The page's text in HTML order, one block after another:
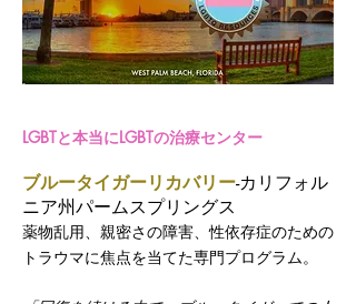
LGBTと本当にLGBTの治療センター
ブルータイガーリカバリー-カリフォル
ニア州パームスプリングス
薬物乱用、親密さの障害、性依存症のための
トラウマに焦点を当てた専門プログラム。